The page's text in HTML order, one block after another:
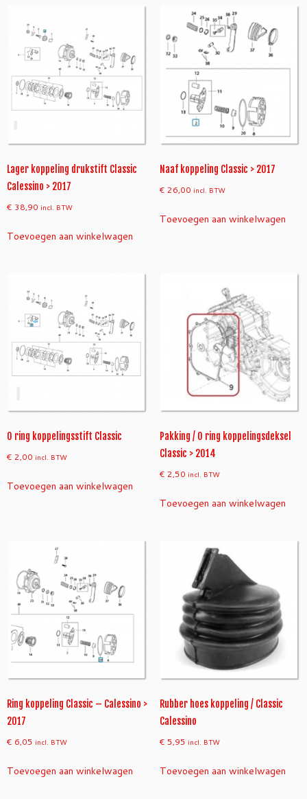
Lager koppeling drukstift Classic
Calessino > 2017
€ 38,90 incl. BTW
Toevoegen aan winkelwagen
Naaf koppeling Classic > 2017
€ 26,00 incl. BTW
Toevoegen aan winkelwagen
O ring koppelingsstift Classic
€ 2,00 incl. BTW
Toevoegen aan winkelwagen
Pakking / O ring koppelingsdeksel
Classic > 2014
€ 2,50 incl. BTW
Toevoegen aan winkelwagen
Ring koppeling Classic – Calessino >
2017
€ 6,05 incl. BTW
Toevoegen aan winkelwagen
Rubber hoes koppeling / Classic
Calessino
€ 5,95 incl. BTW
Toevoegen aan winkelwagen